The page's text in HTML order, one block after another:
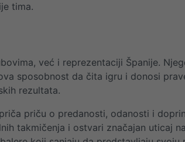
tima.
već i reprezentaciji Španije.
sposobnost da čita igru i donosi
rezultata.
priču o predanosti, odanosti i
takmičenja i ostvari značajan uticaj